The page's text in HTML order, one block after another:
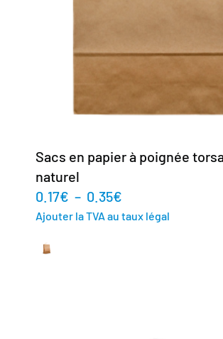
Sacs en papier à poignée
naturel
0.17€ – 0.35€
Ajouter la TVA au taux légal